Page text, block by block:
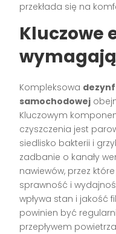
przekłada się na
Kluczowe
Kompleksowa
samochodowej
Kluczowym
czyszczenia jest
siedlisko bakterii i
zadbanie o kanały
nawiewów, przez
sprawność i
wpływa stan i jakość
powinien być
przepływem